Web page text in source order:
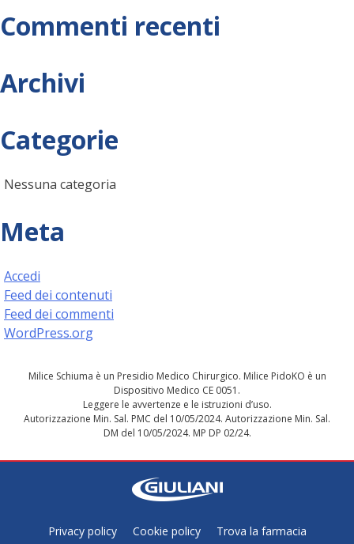
Commenti recenti
Archivi
Categorie
Nessuna categoria
Meta
Accedi
Feed dei contenuti
Feed dei commenti
WordPress.org
Milice Schiuma è un Presidio Medico Chirurgico. Milice PidoKO è un
Dispositivo Medico CE 0051.
Leggere le avvertenze e le istruzioni d’uso.
Autorizzazione Min. Sal. PMC del 10/05/2024. Autorizzazione Min. Sal.
DM del 10/05/2024. MP DP 02/24.
Privacy policy Cookie policy Trova la farmacia